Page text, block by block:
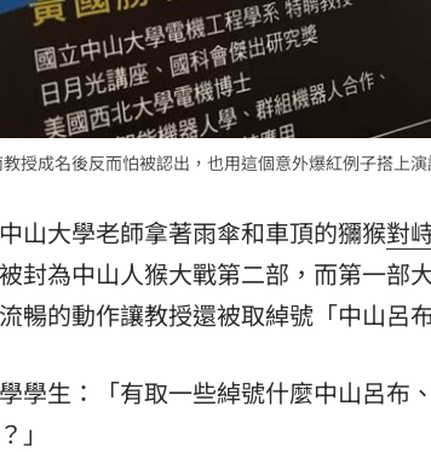
授成名後反而怕被認出，也用這個意外爆紅例子搭上演
山大學老師拿著雨傘和車頂的獼猴對
封為中山人猴大戰第二部，而第一部
暢的動作讓教授還被取綽號「中山呂
學生：「有取一些綽號什麼中山呂布
」